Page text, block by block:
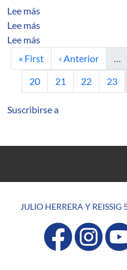
Lee mássobre C 1 stable
Lee mássobre Dynamically
Lee mássobre Dual
Primera página
« First Página anterior
‹ Anterior …
Página
20 Página
21 Página
22 23
Suscribirse a
JULIO HERRERA Y